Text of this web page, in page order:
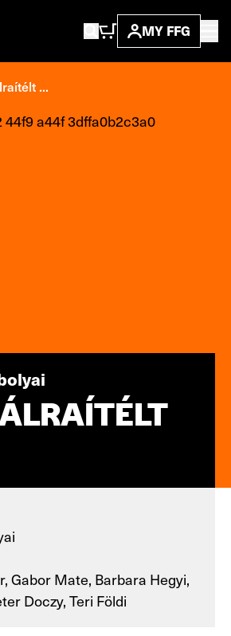
MY FFG
...
Gabor Mate, Barbara Hegyi,
Doczy, Teri Földi